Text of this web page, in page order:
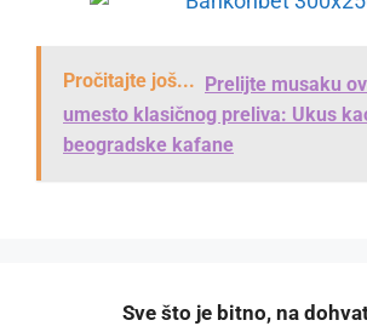
Pročitajte još... Prelijte musaku
umesto klasičnog preliva: Ukus
beogradske kafane
️Sve što je bitno, na